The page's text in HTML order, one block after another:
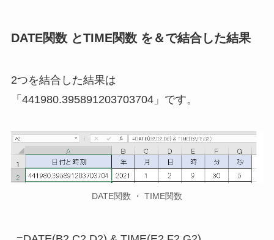
DATE関数 とTIME関数 を＆で結合した結果
2つを結合した結果は
「441980.395891203703704」です。
DATE関数 ・ TIME関数